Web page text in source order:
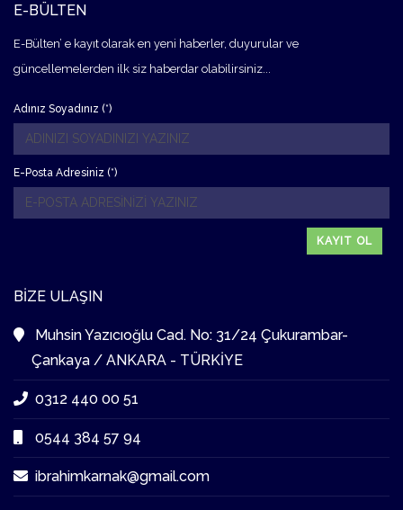
E-BÜLTEN
E-Bülten’ e kayıt olarak en yeni haberler, duyurular ve
güncellemelerden ilk siz haberdar olabilirsiniz...
Adınız Soyadınız (*)
E-Posta Adresiniz (*)
KAYIT OL
BIZE ULAŞIN
Muhsin Yazıcıoğlu Cad. No: 31/24 Çukurambar-
Çankaya / ANKARA - TÜRKİYE
0312 440 00 51
0544 384 57 94
ibrahimkarnak@gmail.com